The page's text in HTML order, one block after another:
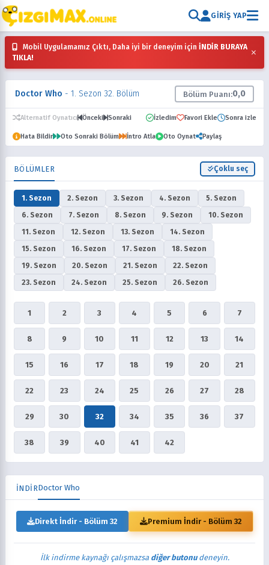
GIRIŞ YAP
Mobil Uygulamamız Çıktı, Daha iyi bir deneyim için İNDİR BURAYA
TIKLA!
×
Doctor Who - 1. Sezon 32. Bölüm Bölüm Puanı:0,0
Alternatif Oynatıcı Önceki Sonraki İzledim Favori Ekle Sonra izle
Hata Bildir Oto Sonraki Bölüm İntro Atla Oto Oynat Paylaş
BÖLÜMLER Çoklu seç
1. Sezon 2. Sezon 3. Sezon 4. Sezon
5. Sezon
6. Sezon
7. Sezon 8. Sezon 9. Sezon
10. Sezon
11. Sezon
12. Sezon 13. Sezon
14. Sezon
15. Sezon
16. Sezon 17. Sezon
18. Sezon
19. Sezon
20. Sezon 21. Sezon
22. Sezon
23. Sezon
24. Sezon 25. Sezon 26. Sezon
1 2 3 4 5 6 7
8 9 10 11 12 13 14
15 16 17 18 19 20 21
22 23 24 25 26 27 28
29 30 32 34 35 36 37
38 39 40 41 42
İNDİRDoctor Who
Direkt İndir - Bölüm 32 Premium İndir - Bölüm 32
İlk indirme kaynağı çalışmazsa diğer butonudeneyin.